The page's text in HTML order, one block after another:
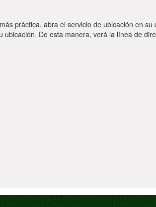
práctica, abra el servicio de ubicación en
De esta manera, verá la línea de